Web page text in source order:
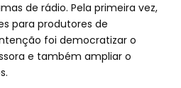
de rádio. Pela primeira vez,
para produtores de
foi democratizar o
e também ampliar o